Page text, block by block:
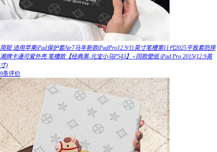
简聪 适用苹果iPad保护套Air7马年新款iPadPro12.9/11英寸笔槽第11代2025平板套防摔
潮牌卡通可爱外壳 笔槽款【经典黑-元宝小马P543】+同款壁纸 iPad Pro 2015(12.9英
寸)
9条评价